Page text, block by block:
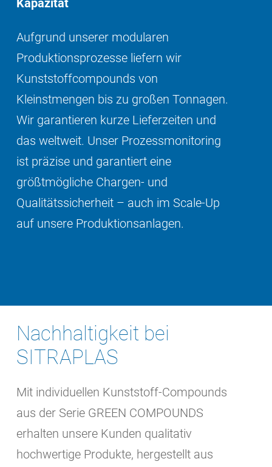
Aufgrund unserer modularen
Produktionsprozesse liefern wir
Kunststoffcompounds von
Kleinstmengen bis zu großen Tonnagen.
Wir garantieren kurze Lieferzeiten und
das weltweit. Unser Prozessmonitoring
ist präzise und garantiert eine
größtmögliche Chargen- und
Qualitätssicherheit – auch im Scale-Up
auf unsere Produktionsanlagen.
Nachhaltigkeit bei
SITRAPLAS
Mit individuellen Kunststoff-Compounds
aus der Serie GREEN COMPOUNDS
erhalten unsere Kunden qualitativ
hochwertige Produkte, hergestellt aus